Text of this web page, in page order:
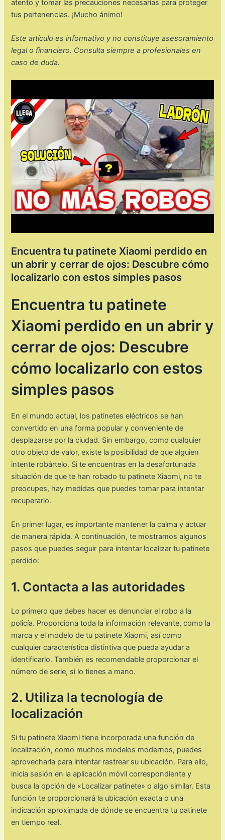
atento y tomar las precauciones necesarias para proteger
tus pertenencias. ¡Mucho ánimo!
Este artículo es informativo y no constituye asesoramiento
legal o financiero. Consulta siempre a profesionales en
caso de duda.
Encuentra tu patinete Xiaomi perdido en
un abrir y cerrar de ojos: Descubre cómo
localizarlo con estos simples pasos
Encuentra tu patinete
Xiaomi perdido en un abrir y
cerrar de ojos: Descubre
cómo localizarlo con estos
simples pasos
En el mundo actual, los patinetes eléctricos se han
convertido en una forma popular y conveniente de
desplazarse por la ciudad. Sin embargo, como cualquier
otro objeto de valor, existe la posibilidad de que alguien
intente robártelo. Si te encuentras en la desafortunada
situación de que te han robado tu patinete Xiaomi, no te
preocupes, hay medidas que puedes tomar para intentar
recuperarlo.
En primer lugar, es importante mantener la calma y actuar
de manera rápida. A continuación, te mostramos algunos
pasos que puedes seguir para intentar localizar tu patinete
perdido:
1. Contacta a las autoridades
Lo primero que debes hacer es denunciar el robo a la
policía. Proporciona toda la información relevante, como la
marca y el modelo de tu patinete Xiaomi, así como
cualquier característica distintiva que pueda ayudar a
identificarlo. También es recomendable proporcionar el
número de serie, si lo tienes a mano.
2. Utiliza la tecnología de
localización
Si tu patinete Xiaomi tiene incorporada una función de
localización, como muchos modelos modernos, puedes
aprovecharla para intentar rastrear su ubicación. Para ello,
inicia sesión en la aplicación móvil correspondiente y
busca la opción de «Localizar patinete» o algo similar. Esta
función te proporcionará la ubicación exacta o una
indicación aproximada de dónde se encuentra tu patinete
en tiempo real.